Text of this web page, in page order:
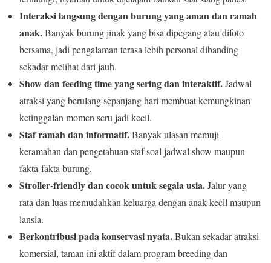
Interaksi langsung dengan burung yang aman dan ramah
anak.Banyak burung jinak yang bisa dipegang atau difoto
bersama, jadi pengalaman terasa lebih personal dibanding
sekadar melihat dari jauh.
Show dan feeding time yang sering dan interaktif.Jadwal
atraksi yang berulang sepanjang hari membuat kemungkinan
ketinggalan momen seru jadi kecil.
Staf ramah dan informatif.Banyak ulasan memuji
keramahan dan pengetahuan staf soal jadwal show maupun
fakta-fakta burung.
Stroller-friendly dan cocok untuk segala usia.Jalur yang
rata dan luas memudahkan keluarga dengan anak kecil maupun
lansia.
Berkontribusi pada konservasi nyata.Bukan sekadar atraksi
komersial, taman ini aktif dalam program breeding dan